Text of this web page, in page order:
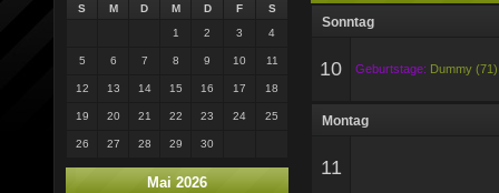
S M D M D F
S
1
2 3 4
5 6 7 8 9 10 11
12 13 14 15 16 17 18
19 20 21 22 23 24 25
26 27 28 29 30
Mai 2026
Sonntag
10 Geburtstage: Dummy (71)
Montag
11